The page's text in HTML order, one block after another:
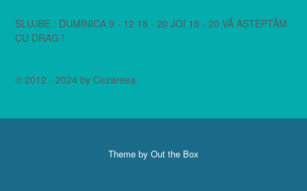
SLUJBE : DUMINICA 9 - 12 18 - 20 JOI 18 - 20 VĂ AȘTEPTĂM
CU DRAG !
© 2012 - 2024 by Cezareea
Theme by Out the Box